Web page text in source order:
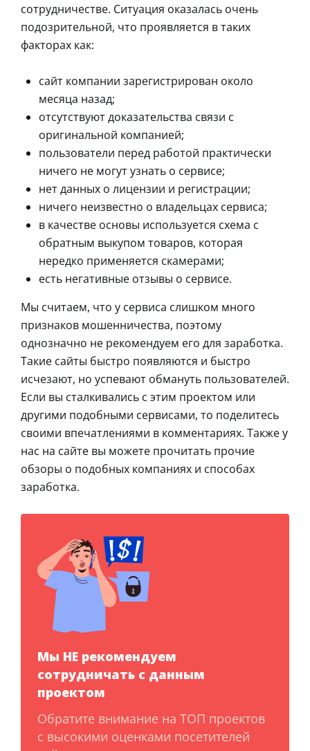
сотрудничестве. Ситуация оказалась очень
подозрительной, что проявляется в таких
факторах как:
сайт компании зарегистрирован около
месяца назад;
отсутствуют доказательства связи с
оригинальной компанией;
пользователи перед работой практически
ничего не могут узнать о сервисе;
нет данных о лицензии и регистрации;
ничего неизвестно о владельцах сервиса;
в качестве основы используется схема с
обратным выкупом товаров, которая
нередко применяется скамерами;
есть негативные отзывы о сервисе.
Мы считаем, что у сервиса слишком много
признаков мошенничества, поэтому
однозначно не рекомендуем его для заработка.
Такие сайты быстро появляются и быстро
исчезают, но успевают обмануть пользователей.
Если вы сталкивались с этим проектом или
другими подобными сервисами, то поделитесь
своими впечатлениями в комментариях. Также у
нас на сайте вы можете прочитать прочие
обзоры о подобных компаниях и способах
заработка.
Мы НЕ рекомендуем
сотрудничать с данным
проектом
Обратите внимание на ТОП проектов
с высокими оценками посетителей